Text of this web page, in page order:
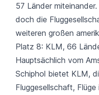
57 Länder
doch die
weiteren großen
Platz 8: KLM, 66
Hauptsächlich vom
Schiphol bietet KLM,
Fluggesellschaft, Flüge